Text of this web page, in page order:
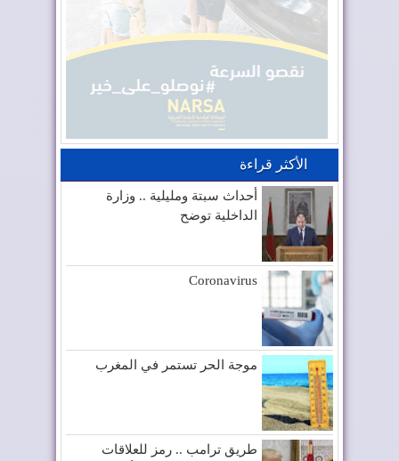
الأكثر قراءة
أحداث سبتة ومليلية .. وزارة
الداخلية توضح
Coronavirus
موجة الحر تستمر في المغرب
طريق ترامب .. رمز للعلاقات